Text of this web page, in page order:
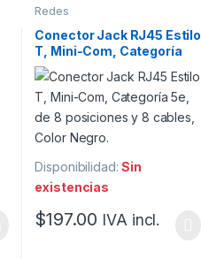
Redes
Conector Jack RJ45 Estilo
T, Mini-Com, Categoría
5e, de 8 posiciones y 8
cables, Color Negro.
Disponibilidad:Sin
existencias
$197.00 IVA incl.